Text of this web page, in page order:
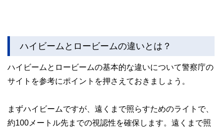
ハイビームとロービームの違いとは？
ハイビームとロービームの基本的な違いについて警察庁の
サイトを参考にポイントを押さえておきましょう。
まずハイビームですが、遠くまで照らすためのライトで、
約100メートル先までの視認性を確保します。遠くまで照